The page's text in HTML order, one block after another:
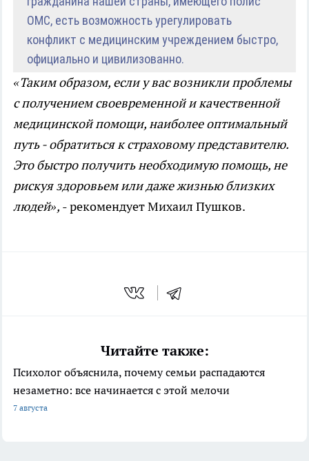
ОМС, есть возможность урегулировать
конфликт с медицинским учреждением быстро,
официально и цивилизованно.
«Таким образом, если у вас возникли проблемы
с получением своевременной и качественной
медицинской помощи, наиболее оптимальный
путь - обратиться к страховому представителю.
Это быстро получить необходимую помощь, не
рискуя здоровьем или даже жизнью близких
людей», - рекомендует Михаил Пушков.
Читайте также:
Психолог объяснила, почему семьи распадаются
незаметно: все начинается с этой мелочи
7 августа